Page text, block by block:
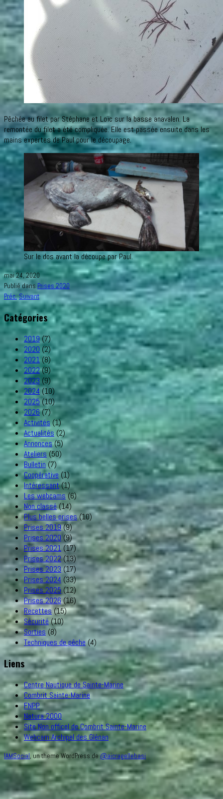
Pêchée au filet par Stéphane et Loïc sur la basse anavalen. La
remontée du filet a été compliquée. Elle est passée ensuite dans les
mains expertes de Paul pour le découpage.
Sur le dos avant la découpe par Paul.
mai 24, 2020
Publié dans Prises 2020
Préc. Suivant
Catégories
2019(7)
2020 (2)
2021 (8)
2022(9)
2023 (9)
2024 (10)
2025(10)
2026(7)
Activités(1)
Actualités (2)
Annonces(5)
Ateliers(50)
Bulletin (7)
Coopérative (1)
Intéressant(1)
Les webcams(6)
Non classé(14)
Plus belles prises(10)
Prises 2019(9)
Prises 2020 (9)
Prises 2021(17)
Prises 2022(13)
Prises 2023(17)
Prises 2024 (33)
Prises 2025(12)
Prises 2026(16)
Recettes(15)
Sécurité(10)
Sorties (8)
Techniques de pêche(4)
Liens
Centre Nautique de Sainte-Marine
Combrit Sainte-Marine
FNPP
Natura 2000
Site Non officel de Combrit Sainte-Marine
Webcam Archipel des Glénan
IAMSocial, un theme WordPress de@aicragellebasi